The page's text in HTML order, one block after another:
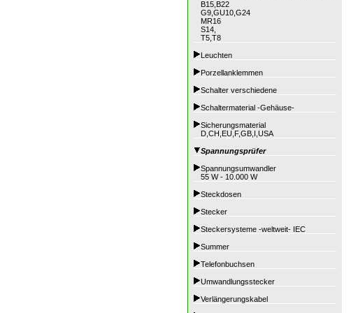
B15,B22
G9,GU10,G24
MR16
S14,
T5,T8
Leuchten
Porzellanklemmen
Schalter verschiedene
Schaltermaterial -Gehäuse-
Sicherungsmaterial
D,CH,EU,F,GB,I,USA
Spannungsprüfer
Spannungsumwandler
55 W - 10.000 W
Steckdosen
Stecker
Steckersysteme -weltweit- IEC
Summer
Telefonbuchsen
Umwandlungsstecker
Verlängerungskabel